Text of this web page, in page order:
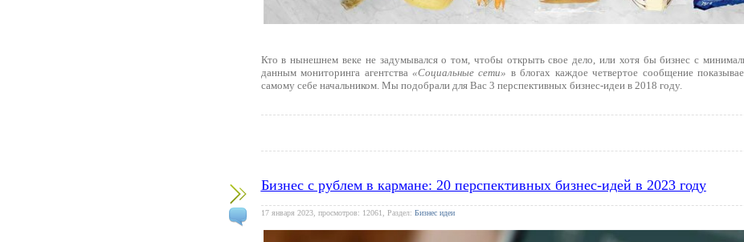
Кто в нынешнем веке не задумывался о том, чтобы открыть свое дело, или хотя бы бизнес с
данным мониторинга агентства «Социальные сети» в блогах каждое четвертое сообщение
самому себе начальником. Мы подобрали для Вас 3 перспективных бизнес-идеи в 2018 году.
Бизнес с рублем в кармане: 20 перспективных бизнес-идей в 2023 году
17 января 2023, просмотров: 12061, Раздел: Бизнес идеи